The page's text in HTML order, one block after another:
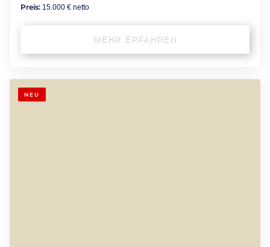
Preis: 15.000 € netto
MEHR ERFAHREN
NEU